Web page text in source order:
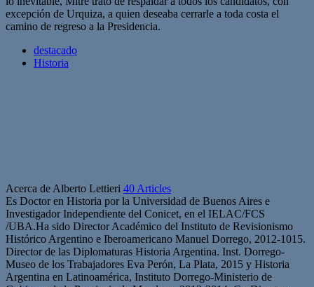
excepción de Urquiza, a quien deseaba cerrarle a toda costa el
camino de regreso a la Presidencia.
destacado
Historia
Acerca de Alberto Lettieri 40 Articles
Es Doctor en Historia por la Universidad de Buenos Aires e
Investigador Independiente del Conicet, en el IELAC/FCS
/UBA.Ha sido Director Académico del Instituto de Revisionismo
Histórico Argentino e Iberoamericano Manuel Dorrego, 2012-1015.
Director de las Diplomaturas Historia Argentina. Inst. Dorrego-
Museo de los Trabajadores Eva Perón, La Plata, 2015 y Historia
Argentina en Latinoamérica, Instituto Dorrego-Ministerio de